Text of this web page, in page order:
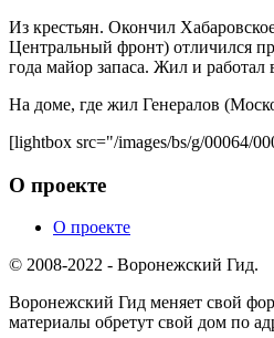
Из крестьян. Окончил
Центральный фронт) отличился
года майор запаса. Жил и работал
На доме, где жил Генералов
[lightbox src="/images/bs/g/00064/
О проекте
О проекте
© 2008-2022 - Воронежский Гид.
Воронежский Гид меняет свой
материалы обретут свой дом по